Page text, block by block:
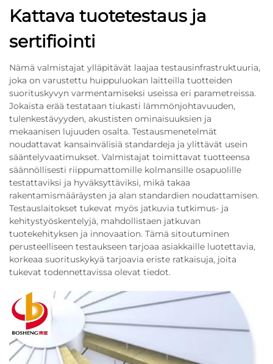
Kattava tuotetestaus ja
sertifiointi
Nämä valmistajat ylläpitävät laajaa testausinfrastruktuuria,
joka on varustettu huippuluokan laitteilla tuotteiden
suorituskyvyn varmentamiseksi useissa eri parametreissa.
Jokaista erää testataan tiukasti lämmönjohtavuuden,
tulenkestävyyden, akustisten ominaisuuksien ja
mekaanisen lujuuden osalta. Testausmenetelmät
noudattavat kansainvälisiä standardeja ja ylittävät usein
sääntelyvaatimukset. Valmistajat toimittavat tuotteensa
säännöllisesti riippumattomille kolmansille osapuolille
testattaviksi ja hyväksyttäviksi, mikä takaa
rakentamismääräysten ja alan standardien noudattamisen.
Testauslaitokset tukevat myös jatkuvia tutkimus- ja
kehitystyöskentelyjä, mahdollistaen jatkuvan
tuotekehityksen ja innovaation. Tämä sitoutuminen
perusteelliseen testaukseen tarjoaa asiakkaille luotettavia,
korkeaa suorituskykyä tarjoavia eriste ratkaisuja, joita
tukevat todennettavissa olevat tiedot.